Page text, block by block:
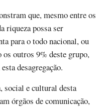
que, mesmo entre os
riqueza possa ser
para o todo nacional, ou
os outros 9% deste grupo,
desagregação.
social e cultural desta
órgãos de comunicação,